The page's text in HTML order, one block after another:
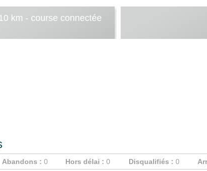
km - course connectée
Abandons : 0 Hors délai : 0 Disqualifiés : 0